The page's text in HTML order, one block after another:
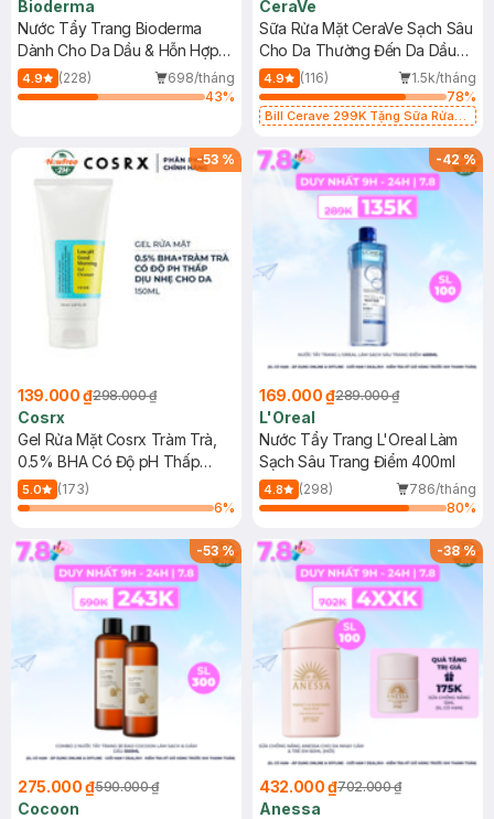
Bioderma
Nước Tẩy Trang Bioderma
Dành Cho Da Dầu & Hỗn Hợp
500ml
4.9 (228)
698/tháng
43%
CeraVe
Sữa Rửa Mặt CeraVe Sạch Sâu
Cho Da Thường Đến Da Dầu
473ml
4.9 (116)
1.5k/tháng
78%
Bill Cerave 299K Tặng Sữa Rửa
-53 %
139.000 ₫298.000 ₫
Cosrx
Gel Rửa Mặt Cosrx Tràm Trà,
0.5% BHA Có Độ pH Thấp
150ml
5.0
(173)
6%
-42%
169.000 ₫289.000 ₫
L'Oreal
Nước Tẩy Trang L'Oreal Làm
Sạch Sâu Trang Điểm 400ml
4.8 (298)
786/tháng
80%
-53%
275.000 ₫590.000 ₫
Cocoon
-38%
432.000 ₫702.000 ₫
Anessa